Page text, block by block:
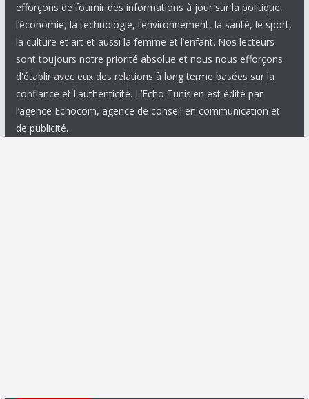
efforçons de fournir des informations à jour sur la politique,
l’économie, la technologie, l’environnement, la santé, le sport,
la culture et art et aussi la femme et l’enfant. Nos lecteurs
sont toujours notre priorité absolue et nous nous efforçons
d'établir avec eux des relations à long terme basées sur la
confiance et l'authenticité. L’Echo Tunisien est édité par
l’agence Echocom, agence de conseil en communication et
de publicité.